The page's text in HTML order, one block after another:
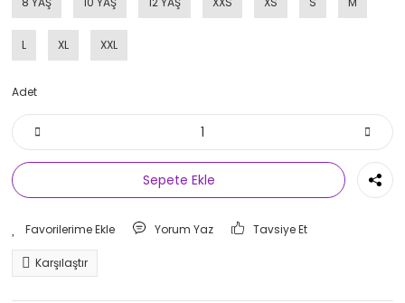
L XL XXL
Adet
Sepete Ekle
Yorum Yaz Tavsiye Et
Karşılaştır